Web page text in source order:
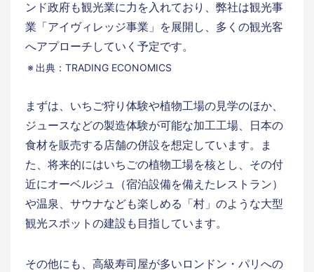
ンド政府も観光業に力を入れており、弊社は観光事
業「アイヴィレッジ事業」を展開し、多くの観光客
へアプローチしていく予定です。
出典：TRADING ECONOMICS
まずは、いちご狩り体験や植物工場の見学のほか、
ジュースなどの製造体験が可能な加工工場、日本の
食材を販売する店舗の併設を想定しています。ま
た、将来的にはいちごの植物工場を核とし、その付
近にオーベルジュ（宿泊設備を備えたレストラン）
や温泉、サウナなども楽しめる「村」のような大型
観光スポットの建設も目指しています。
その他にも、高級寿司屋が多いロンドン・パリへの